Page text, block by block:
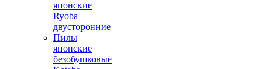
японские
Ryoba
двусторонние
Пилы
японские
безобушковые